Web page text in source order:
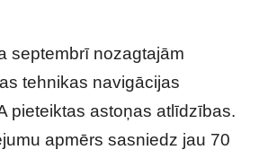
septembrī nozagtajām
tehnikas navigācijas
pieteiktas astoņas atlīdzības.
apmērs sasniedz jau 70